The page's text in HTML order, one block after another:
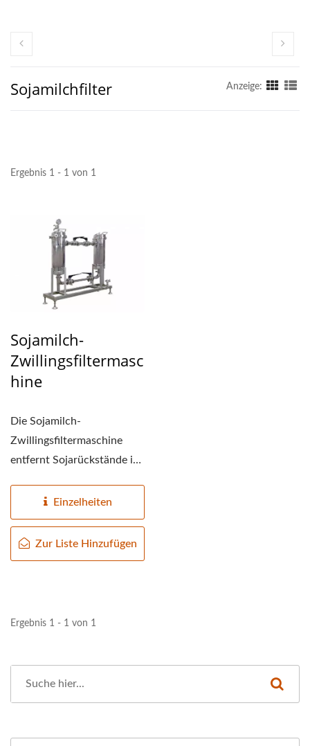
Sojamilchfilter Anzeige:
Ergebnis 1 - 1 von 1
Sojamilch-
Zwillingsfiltermasc
Hine
Die Sojamilch-
Zwillingsfiltermaschine
entfernt Sojarückstände in
unlöslichen...Einzelheiten
Zur Liste Hinzufügen
Ergebnis 1 - 1 von 1